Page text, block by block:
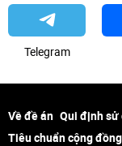
Telegram
Về đề án Qui định
Tiêu chuẩn cộng đồng